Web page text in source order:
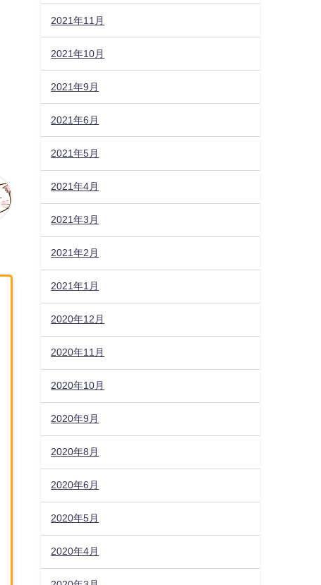
2021年11月
2021年10月
2021年9月
2021年6月
2021年5月
2021年4月
2021年3月
2021年2月
2021年1月
2020年12月
2020年11月
2020年10月
2020年9月
2020年8月
2020年6月
2020年5月
2020年4月